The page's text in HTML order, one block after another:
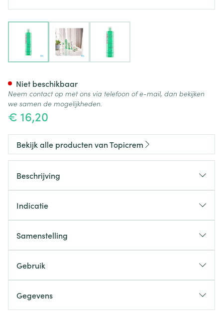
View larger imageView larger imageView larger image
€ 16,20
Niet beschikbaar
Neem contact op met ons via telefoon of e-mail, dan bekijken
we samen de mogelijkheden.
Bekijk alle producten van Topicrem
Beschrijving
Indicatie
Samenstelling
Gebruik
Gegevens